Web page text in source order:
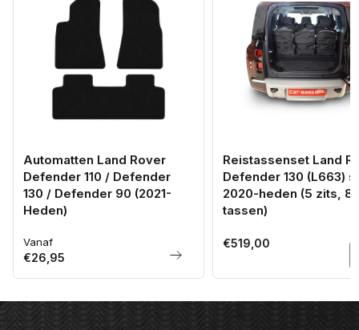
Automatten Land Rover
Defender 110 / Defender
130 / Defender 90 (2021-
Heden)
Normale
prijs
Vanaf
€26,95
Reistassenset Land
Defender 130 (L663)
2020-heden (5 zits, 8
tassen)
Normale
€519,00